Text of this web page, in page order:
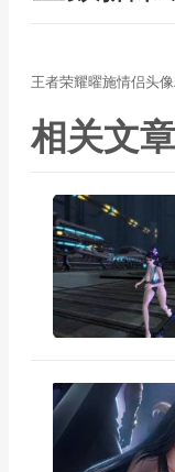
王者荣耀曜施情侣头
相关文章